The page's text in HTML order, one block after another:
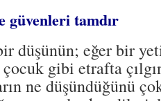
güvenleri tamdır
düşünün; eğer bir
gibi etrafta
ne düşündüğünü